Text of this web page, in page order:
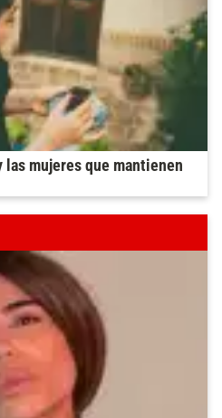
mujeres que mantienen